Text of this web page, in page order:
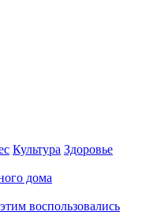
Культура Здоровье
дома
воспользовались